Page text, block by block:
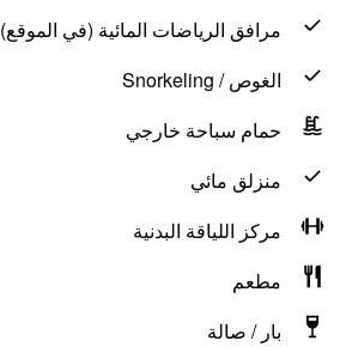
مرافق الرياضات المائية (في الموقع)
الغوص / Snorkeling
حمام سباحة خارجي
منزلق مائي
مركز اللياقة البدنية
مطعم
بار / صالة